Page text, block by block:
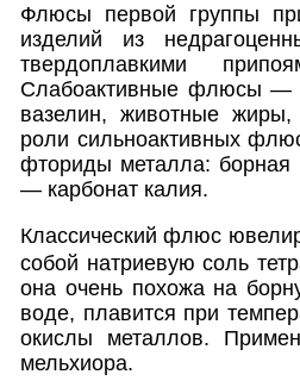
Флюсы первой группы
изделий из
твердоплавкими
Слабоактивные флюсы —
вазелин, животные
роли сильноактивных
фториды металла: борная
— карбонат калия.
Классический флюс
собой натриевую соль
она очень похожа на
воде, плавится при
окислы металлов.
мельхиора.